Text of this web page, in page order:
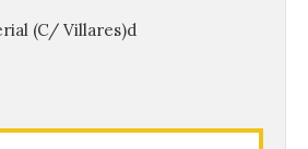
(C/ Villares)d
la